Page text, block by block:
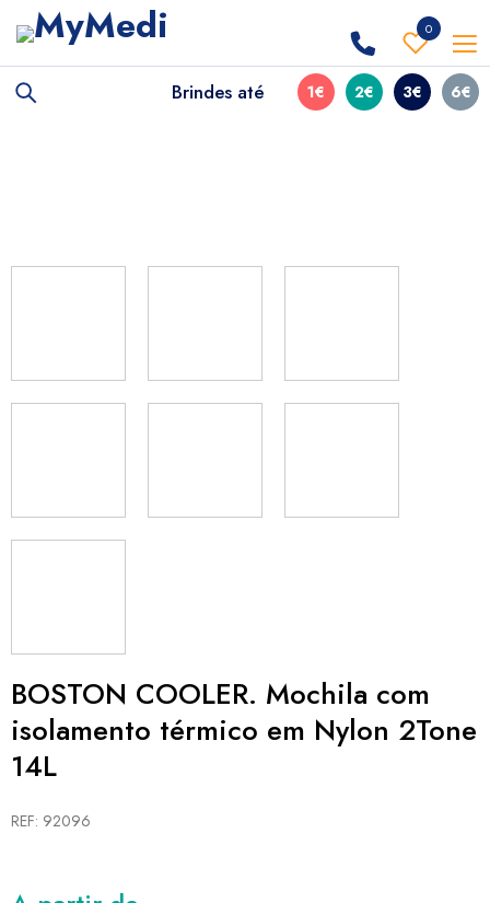
0
Brindes até 1€ 2€ 3€ 6€
BOSTON COOLER. Mochila com
isolamento térmico em Nylon 2Tone
14L
REF: 92096